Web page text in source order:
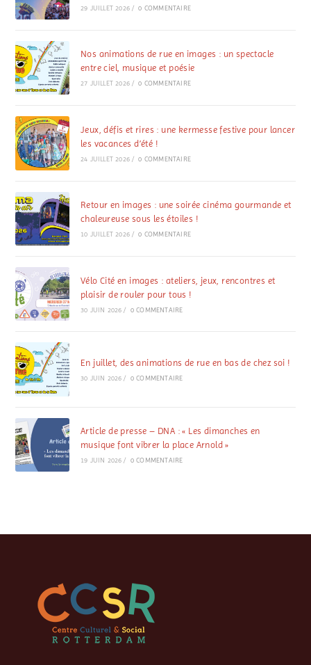
29 JUILLET 2026 / 0 COMMENTAIRE
Nos animations de rue en images : un spectacle
entre ciel, musique et poésie
27 JUILLET 2026 / 0 COMMENTAIRE
Jeux, défis et rires : une kermesse festive pour lancer
les vacances d’été !
24 JUILLET 2026 / 0 COMMENTAIRE
Retour en images : une soirée cinéma gourmande et
chaleureuse sous les étoiles !
10 JUILLET 2026 / 0 COMMENTAIRE
Vélo Cité en images : ateliers, jeux, rencontres et
plaisir de rouler pour tous !
30 JUIN 2026 / 0 COMMENTAIRE
En juillet, des animations de rue en bas de chez soi !
30 JUIN 2026 / 0 COMMENTAIRE
Article de presse – DNA : « Les dimanches en
musique font vibrer la place Arnold »
19 JUIN 2026 / 0 COMMENTAIRE